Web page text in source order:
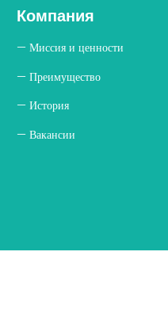
ꄵ Миссия и ценности
ꄵ Преимущество
ꄵ История
ꄵ Вакансии
Компания